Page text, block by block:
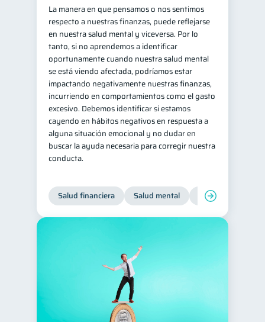
Organización Financiera 10
Deudas 10
Entidad financiera 8
Préstamos 8 Ahorro 8
Consejos 6
Tarjeta de crédito
Historial crediticio 6
Ciberseguridad
Servicios
Superintendencia de Bancos 4
Vacaciones 2
Finanzas Personales
Finanzas en Pareja
Educación Financiera
La manera en que pensamos o nos sentimos
respecto a nuestras finanzas, puede reflejarse
en nuestra salud mental y viceversa. Por lo
tanto, si no aprendemos a identificar
oportunamente cuando nuestra salud mental
se está viendo afectada, podríamos estar
impactando negativamente nuestras finanzas,
incurriendo en comportamientos como el gasto
excesivo. Debemos identificar si estamos
cayendo en hábitos negativos en respuesta a
alguna situación emocional y no dudar en
buscar la ayuda necesaria para corregir nuestra
conducta.
Salud financiera Salud mental Inclusión